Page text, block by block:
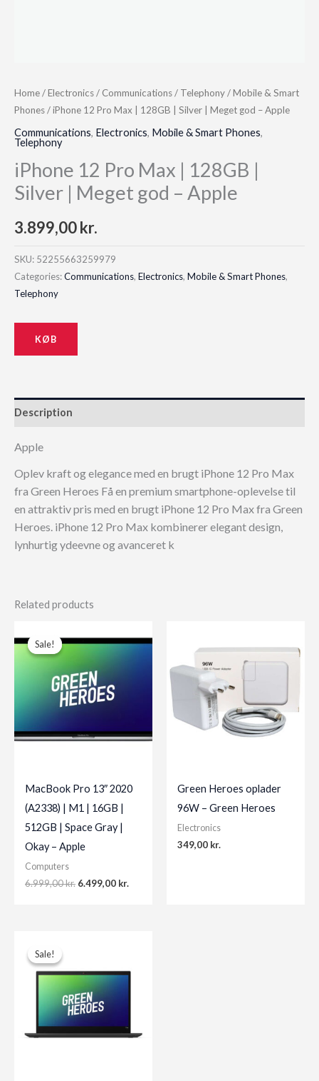
Home/Electronics/ Communications/ Telephony/Mobile & Smart
Phones/ iPhone 12 Pro Max | 128GB | Silver | Meget god – Apple
Communications, Electronics, Mobile & Smart Phones,
Telephony
iPhone 12 Pro Max | 128GB |
Silver | Meget god – Apple
3.899,00kr.
SKU: 52255663259979
Categories:Communications, Electronics, Mobile & Smart Phones,
Telephony
KØB
Description
Apple
Oplev kraft og elegance med en brugt iPhone 12 Pro Max
fra Green Heroes Få en premium smartphone-oplevelse til
en attraktiv pris med en brugt iPhone 12 Pro Max fra Green
Heroes. iPhone 12 Pro Max kombinerer elegant design,
lynhurtig ydeevne og avanceret k
Related products
Sale!
Sale!
MacBook Pro 13″ 2020
(A2338) | M1 | 16GB |
512GB | Space Gray |
Okay – Apple
Computers
6.999,00kr. Original
6.499,00 kr.
Green Heroes oplader
96W – Green Heroes
Electronics
349,00 kr.
Sale!
Sale!